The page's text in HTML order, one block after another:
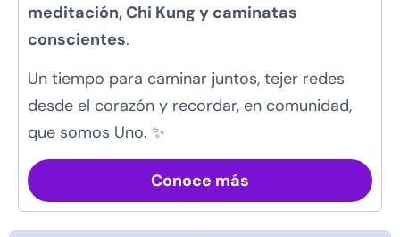
meditación,Chi Kung y caminatas
conscientes.
Un tiempo para caminar juntos, tejer redes
desde el corazón y recordar, en comunidad,
que somos Uno. ✨
Conoce más